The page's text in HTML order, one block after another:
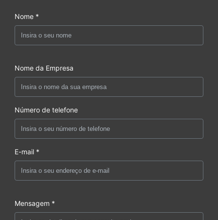
Nome *
Nome da Empresa
Número de telefone
E-mail *
Mensagem *